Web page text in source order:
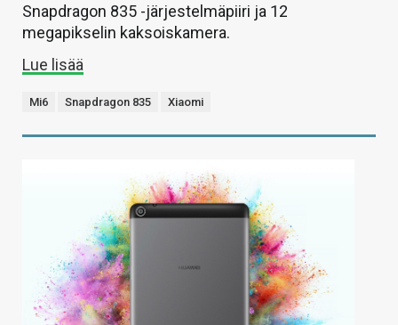
Snapdragon 835 -järjestelmäpiiri ja 12
megapikselin kaksoiskamera.
Lue lisää
Mi6 Snapdragon 835 Xiaomi